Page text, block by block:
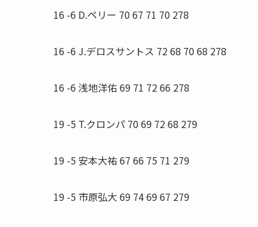
16 -6 D.ペリー 70 67 71 70 278
16 -6 J.デロスサントス 72 68 70 68 278
16 -6 浅地洋佑 69 71 72 66 278
19 -5 T.クロンパ 70 69 72 68 279
19 -5 安本大祐 67 66 75 71 279
19 -5 市原弘大 69 74 69 67 279